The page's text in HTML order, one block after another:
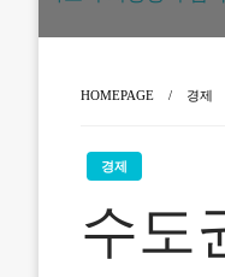
HOMEPAGE 경제
경제
수도